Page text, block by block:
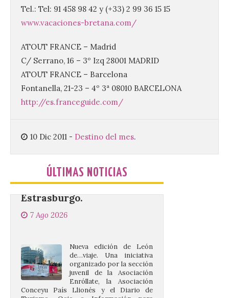
Tel.: Tel: 91 458 98 42 y (+33) 2 99 36 15 15
www.vacaciones-bretana.com/
ATOUT FRANCE – Madrid
C/ Serrano, 16 – 3º Izq 28001 MADRID
ATOUT FRANCE – Barcelona
Fontanella, 21-23 – 4º 3ª 08010 BARCELONA
http://es.franceguide.com/
10 Dic 2011 - Destino del mes.
ÚLTIMAS NOTICIAS
agosto en los aledaños del
de Santa María la Real de
imprescindible para disfrutar de los
mejores dulces conventuales, tradición,
cultura y un ambiente único. El
Ayuntamiento de Gradefes, intentando
[…]
desde la sede del
7 Ago 2026
Enróllate, la Asociación
Conceyu País Llionés y el Diario de
Turismo, Ocio e Información para
jóvenes “Enredando.info”. . La
decimoctava fotografía de León de…viaje
nos […]